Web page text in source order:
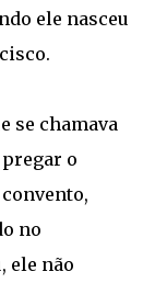
ele nasceu
se chamava
o
no
ele não